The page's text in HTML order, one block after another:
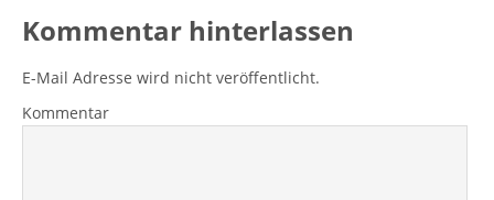
Kommentar hinterlassen
E-Mail Adresse wird nicht veröffentlicht.
Kommentar